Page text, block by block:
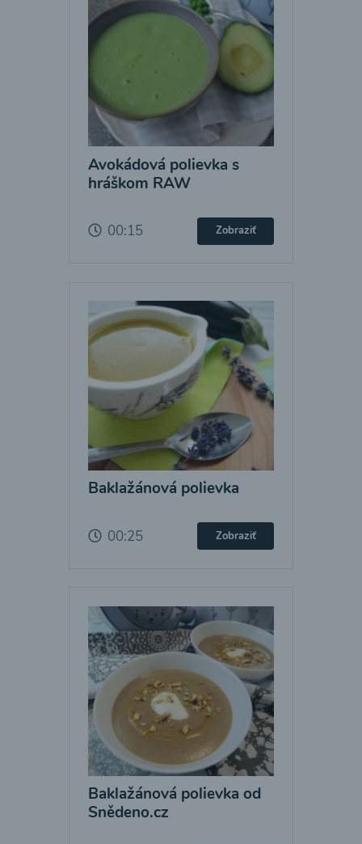
Avokádová polievka s
hráškom RAW
00:15 Zobraziť
Baklažánová polievka
00:25 Zobraziť
Baklažánová polievka od
Snědeno.cz